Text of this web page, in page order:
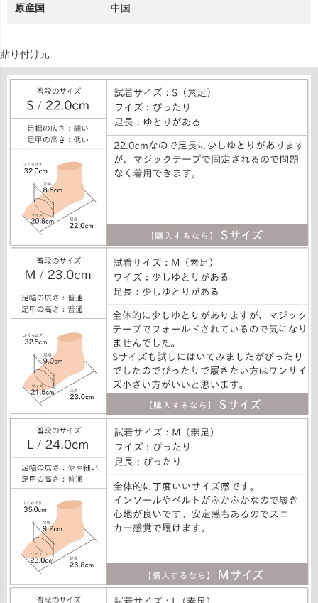
原産国
: 中国
貼り付け元